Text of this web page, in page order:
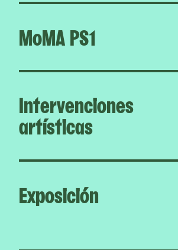
MoMA PS1
Intervenciones
artísticas
Exposición